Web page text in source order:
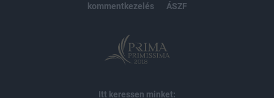
kommentkezelés
ÁSZF
Itt keressen minket: